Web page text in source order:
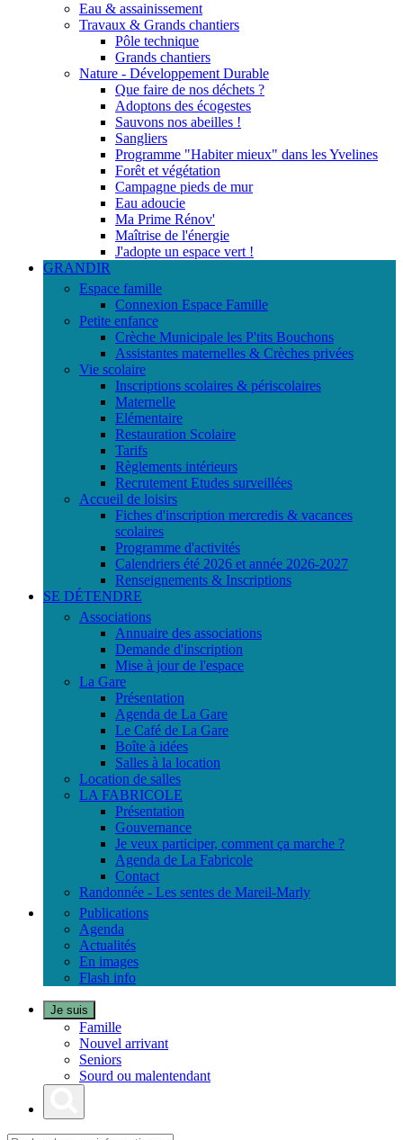
Eau & assainissement
Travaux & Grands chantiers
Pôle technique
Grands chantiers
Nature - Développement Durable
Que faire de nos déchets ?
Adoptons des écogestes
Sauvons nos abeilles !
Sangliers
Programme "Habiter mieux" dans les Yvelines
Forêt et végétation
Campagne pieds de mur
Eau adoucie
Ma Prime Rénov'
Maîtrise de l'énergie
J'adopte un espace vert !
GRANDIR
Espace famille
Connexion Espace Famille
Petite enfance
Crèche Municipale les P'tits Bouchons
Assistantes maternelles & Crèches privées
Vie scolaire
Inscriptions scolaires & périscolaires
Maternelle
Elémentaire
Restauration Scolaire
Tarifs
Règlements intérieurs
Recrutement Etudes surveillées
Accueil de loisirs
Fiches d'inscription mercredis & vacances
scolaires
Programme d'activités
Calendriers été 2026 et année 2026-2027
Renseignements & Inscriptions
SE DÉTENDRE
Associations
Annuaire des associations
Demande d'inscription
Mise à jour de l'espace
La Gare
Présentation
Agenda de La Gare
Le Café de La Gare
Boîte à idées
Salles à la location
Location de salles
LA FABRICOLE
Présentation
Gouvernance
Je veux participer, comment ça marche ?
Agenda de La Fabricole
Contact
Randonnée - Les sentes de Mareil-Marly
Publications
Agenda
Actualités
En images
Flash info
Je suis
Famille
Nouvel arrivant
Seniors
Sourd ou malentendant